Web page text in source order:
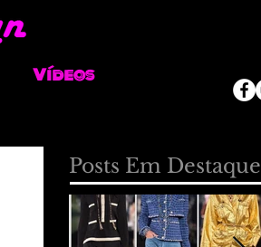
Vídeos
Posts Em Destaque